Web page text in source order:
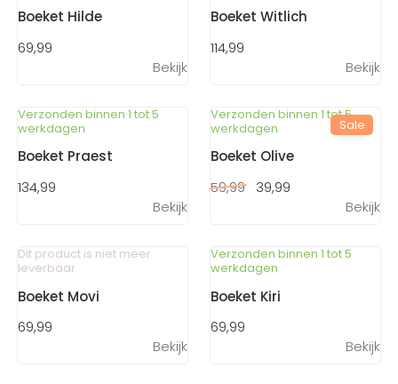
Boeket Hilde
69,99
Bekijk
Boeket Witlich
114,99
Bekijk
Verzonden binnen 1 tot 5
werkdagen
Boeket Praest
134,99
Bekijk
Sale
Verzonden binnen 1 tot 5
werkdagen
Boeket Olive
59,99
39,99
Bekijk
Dit product is niet meer
leverbaar
Boeket Movi
69,99
Bekijk
Verzonden binnen 1 tot 5
werkdagen
Boeket Kiri
69,99
Bekijk